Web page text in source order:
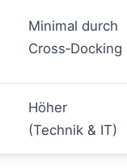
Minimal durch
Cross‑Docking
Höher
(Technik & IT)